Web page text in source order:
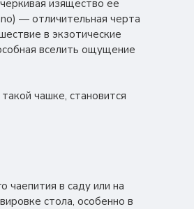
изящество ее
— отличительная черта
в экзотические
вселить ощущение
чашке, становится
чаепития в саду или на
стола, особенно в